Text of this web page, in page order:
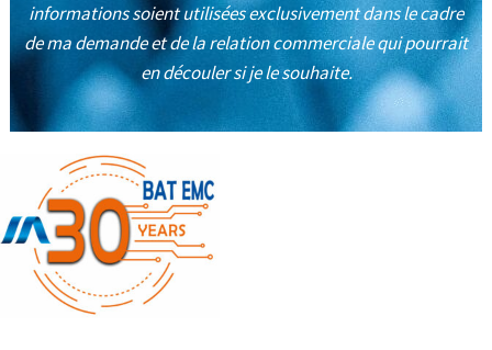
informations soient utilisées exclusivement dans le cadre
de ma demande et de la relation commerciale qui pourrait
en découler si je le souhaite.